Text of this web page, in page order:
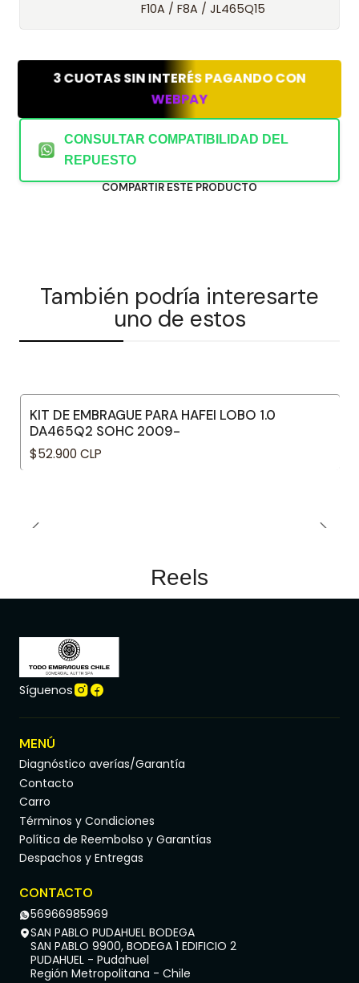
F10A / F8A / JL465Q15
3 CUOTAS SIN INTERÉS PAGANDO CON
WEBPAY
CONSULTAR COMPATIBILIDAD DEL
REPUESTO
COMPARTIR ESTE PRODUCTO
También podría interesarte
uno de estos
KIT DE EMBRAGUE PARA HAFEI LOBO 1.0
DA465Q2 SOHC 2009-
$52.900 CLP
Reels
Síguenos
MENÚ
Diagnóstico averías/Garantía
Contacto
Carro
Términos y Condiciones
Política de Reembolso y Garantías
Despachos y Entregas
CONTACTO
56966985969
SAN PABLO PUDAHUEL BODEGA
SAN PABLO 9900, BODEGA 1 EDIFICIO 2
PUDAHUEL - Pudahuel
Región Metropolitana - Chile